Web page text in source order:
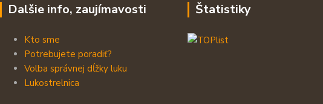
Dalšie info, zaujímavosti
Kto sme
Potrebujete poradiť?
Volba správnej dĺžky luku
Lukostrelnica
Štatistiky